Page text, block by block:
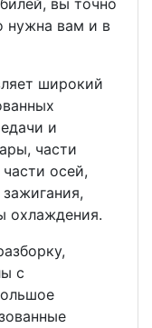
вы точно
нужна вам и в
широкий
и
части
осей,
охлаждения.
с